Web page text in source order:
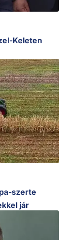
Keleten
szerte
jár